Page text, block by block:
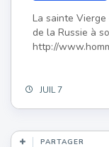
La sainte
de la Russie à
http://
JUIL 7
PARTAGER